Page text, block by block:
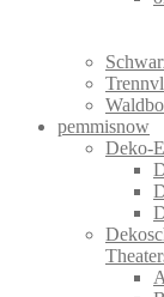
pemmisnow
Deko-